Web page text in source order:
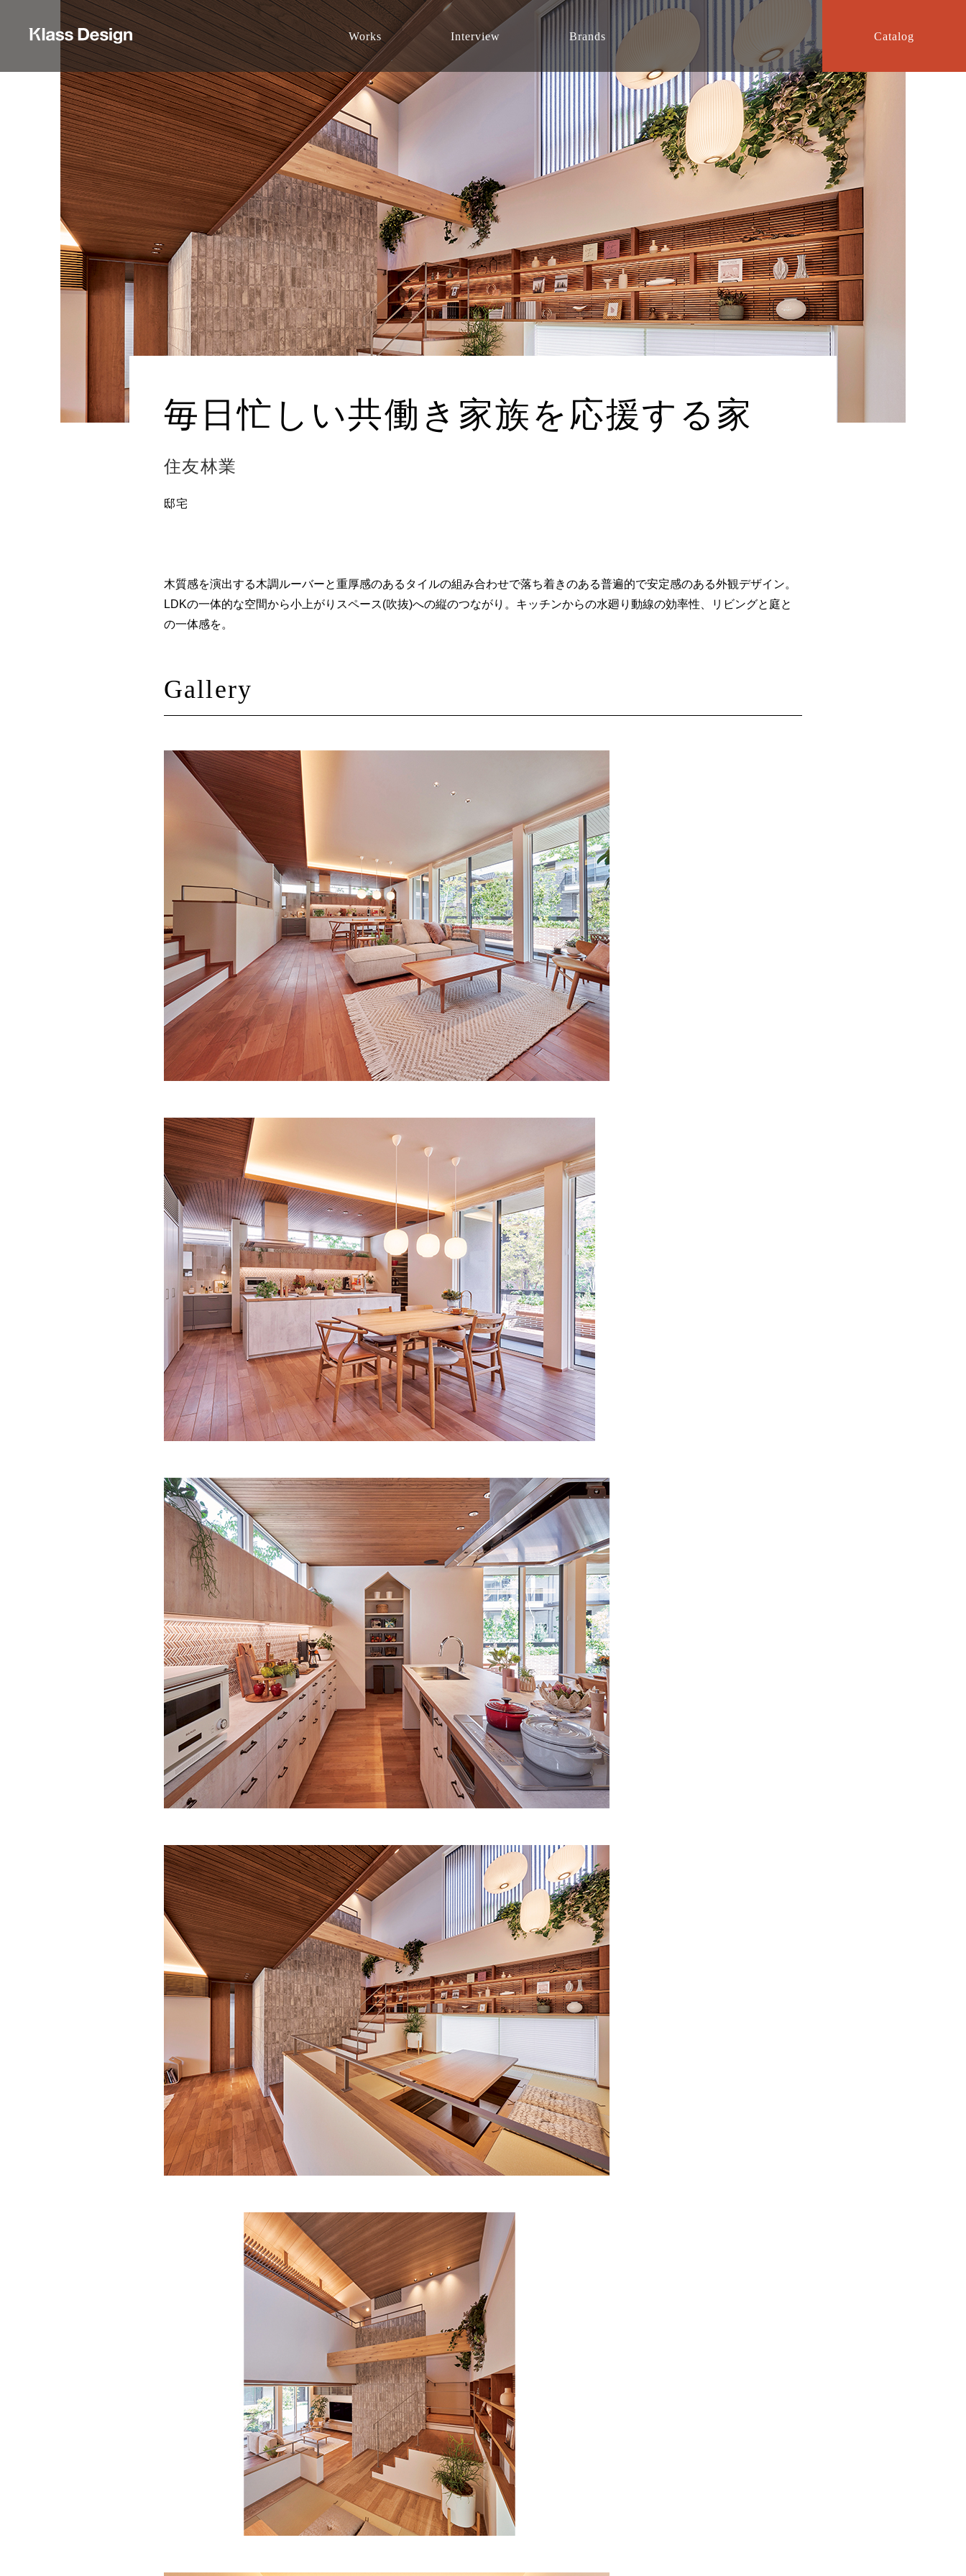
Works Interview Brands Catalog
毎日忙しい共働き家族を応援する家
住友林業
邸宅
木質感を演出する木調ルーバーと重厚感のあるタイルの組み合わせで落ち着きのある普遍的で安定感のある外観デザイン。
LDKの一体的な空間から小上がりスペース(吹抜)への縦のつながり。キッチンからの水廻り動線の効率性、リビングと庭と
の一体感を。
Gallery